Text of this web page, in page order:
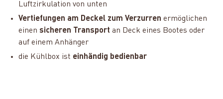
Luftzirkulation von unten
Vertiefungen am Deckel zum Verzurrenermöglichen
einensicheren Transport an Deck eines Bootes oder
auf einem Anhänger
die Kühlbox ist einhändig bedienbar